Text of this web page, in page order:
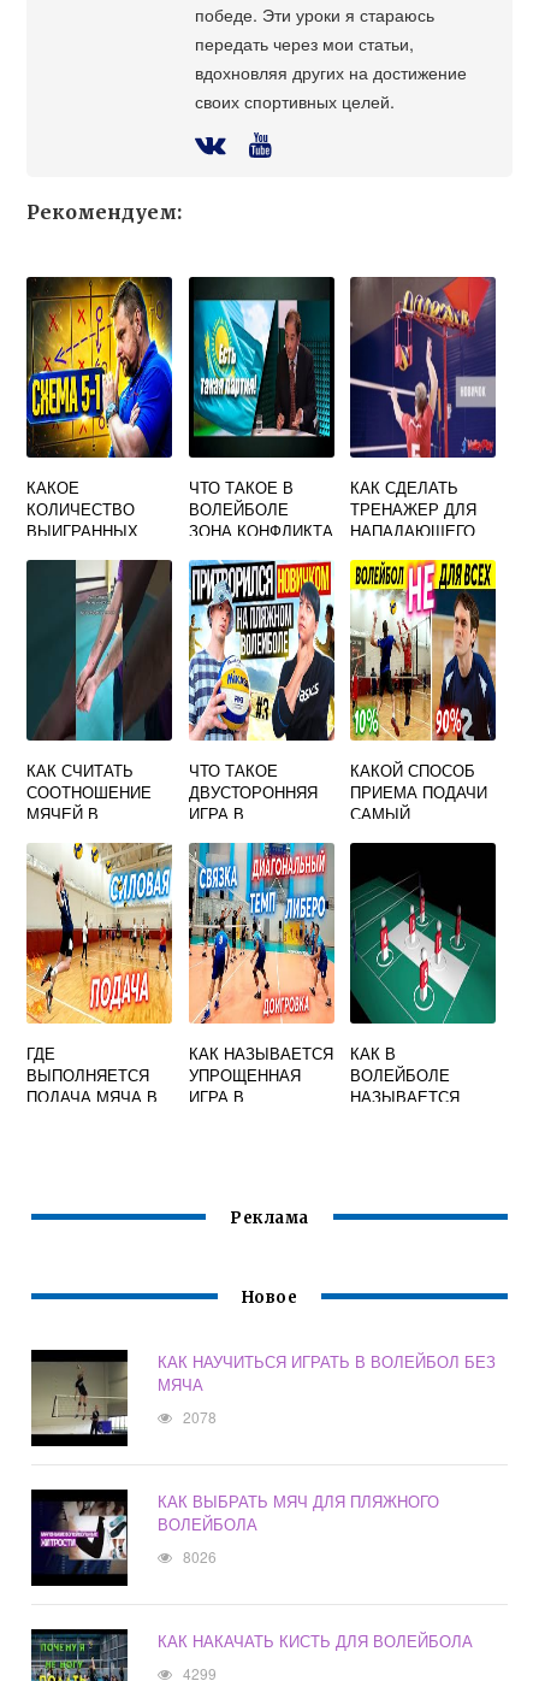
победе. Эти уроки я стараюсь
передать через мои статьи,
вдохновляя других на достижение
своих спортивных целей.
Рекомендуем:
КАКОЕ
КОЛИЧЕСТВО
ВЫИГРАННЫХ
НЕОБХОДИМО
КОМАНДЕ ДЛЯ
ПОБЕДЫ В МАТЧЕ
ПО ВОЛЕЙБОЛУ
ЧТО ТАКОЕ В
ВОЛЕЙБОЛЕ
ЗОНА КОНФЛИКТА
КАК СДЕЛАТЬ
ТРЕНАЖЕР ДЛЯ
НАПАДАЮЩЕГО
ВОЛЕЙБОЛЕ
СВОИМИ РУКАМИ
КАК СЧИТАТЬ
СООТНОШЕНИЕ
МЯЧЕЙ В
ЧТО ТАКОЕ
ДВУСТОРОННЯЯ
ИГРА В
КАКОЙ СПОСОБ
ПРИЕМА ПОДАЧИ
САМЫЙ
ГДЕ
ВЫПОЛНЯЕТСЯ
ПОДАЧА МЯЧА В
КАК НАЗЫВАЕТСЯ
УПРОЩЕННАЯ
ИГРА В
КАК В
ВОЛЕЙБОЛЕ
НАЗЫВАЕТСЯ
Реклама
Новое
КАК НАУЧИТЬСЯ ИГРАТЬ В ВОЛЕЙБОЛ БЕЗ
МЯЧА
2078
КАК ВЫБРАТЬ МЯЧ ДЛЯ ПЛЯЖНОГО
ВОЛЕЙБОЛА
8026
КАК НАКАЧАТЬ КИСТЬ ДЛЯ ВОЛЕЙБОЛА
4299